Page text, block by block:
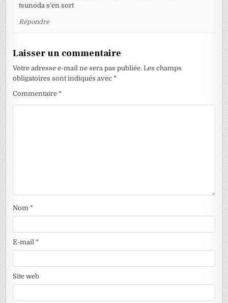
tsunoda s’en sort
Répondre
Laisser un commentaire
Votre adresse e-mail ne sera pas publiée. Les champs
obligatoires sont indiqués avec*
Commentaire*
Nom*
E-mail*
Site web